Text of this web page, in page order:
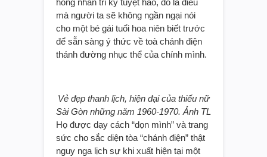
mà người ta sẽ không ngần ngại nói
cho một bé gái tuổi hoa niên biết trước
để sẵn sàng ý thức về toà chánh điện
thánh đường nhục thể của chính mình.
Vẻ đẹp thanh lịch, hiện đại của thiếu nữ
Sài Gòn những năm 1960-1970. Ảnh TL
Họ được dạy cách “dọn mình” và trang
sức cho sắc diện tòa “chánh điện” thật
nguy nga lịch sự khi xuất hiện tại một